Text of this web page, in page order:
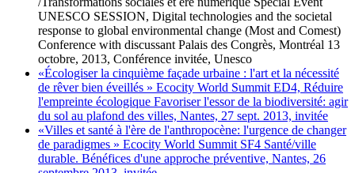
UNESCO SESSION, Digital technologies and the societal
response to global environmental change (Most and Comest)
Conference with discussant Palais des Congrès, Montréal 13
octobre, 2013, Conférence invitée, Unesco
«Écologiser la cinquième façade urbaine : l'art et la nécessité
de rêver bien éveillés » Ecocity World Summit ED4, Réduire
l'empreinte écologique Favoriser l'essor de la biodiversité: agir
du sol au plafond des villes, Nantes, 27 sept. 2013, invitée
«Villes et santé à l'ère de l'anthropocène: l'urgence de changer
de paradigmes » Ecocity World Summit SF4 Santé/ville
durable. Bénéfices d'une approche préventive, Nantes, 26